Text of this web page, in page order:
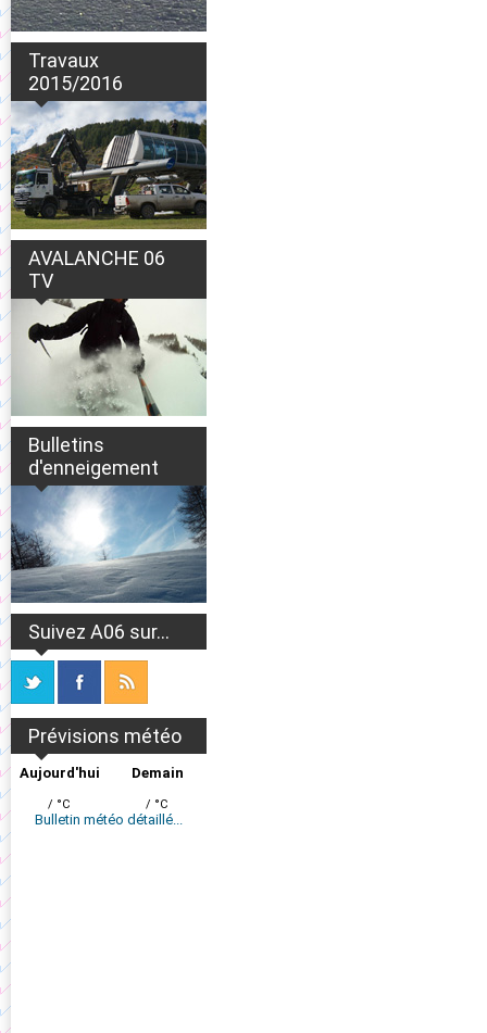
Travaux
2015/2016
AVALANCHE 06
TV
Bulletins
d'enneigement
Suivez A06 sur...
Prévisions météo
Aujourd'hui
/ °C
Demain
/ °C
Bulletin météo détaillé...